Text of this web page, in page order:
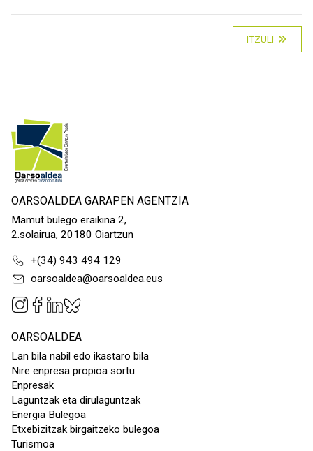
ITZULI
OARSOALDEA GARAPEN AGENTZIA
Mamut bulego eraikina 2,
2.solairua, 20180 Oiartzun
+(34) 943 494 129
oarsoaldea@oarsoaldea.eus
OARSOALDEA
Lan bila nabil edo ikastaro bila
Nire enpresa propioa sortu
Enpresak
Laguntzak eta dirulaguntzak
Energia Bulegoa
Etxebizitzak birgaitzeko bulegoa
Turismoa